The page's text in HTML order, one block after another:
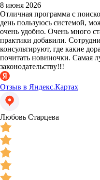
8 июня 2026
Отличная программа с
день пользуюсь системой,
очень удобно. Очень много
практики добавили.
консультируют, где какие
почитать новиночки. Самая
законодательству!!!
Отзыв в Яндекс.Картах
Любовь Старцева